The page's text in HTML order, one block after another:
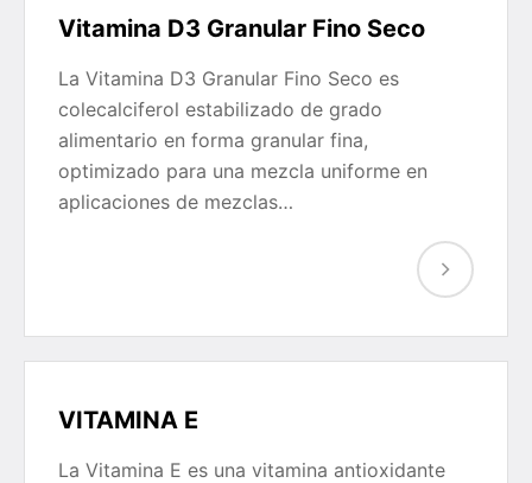
Vitamina D3 Granular Fino Seco
La Vitamina D3 Granular Fino Seco es
colecalciferol estabilizado de grado
alimentario en forma granular fina,
optimizado para una mezcla uniforme en
aplicaciones de mezclas…
VITAMINA E
La Vitamina E es una vitamina antioxidante